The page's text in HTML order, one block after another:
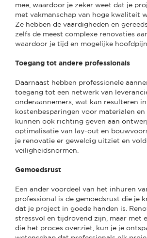
mee, waardoor je zeker weet dat je
met vakmanschap van hoge kwaliteit
Ze hebben de vaardigheden en
zelfs de meest complexe renovaties
waardoor je tijd en mogelijke hoofdpijn
Toegang tot andere professionals
Daarnaast hebben professionele
toegang tot een netwerk van
onderaannemers, wat kan resulteren in
kostenbesparingen voor materialen en
kunnen ook richting geven aan
optimalisatie van lay-out en
je renovatie er geweldig uitziet en
veiligheidsnormen.
Gemoedsrust
Een ander voordeel van het inhuren
professional is de gemoedsrust die je
dat je project in goede handen is.
stressvol en tijdrovend zijn, maar met
die het proces overziet, kun je je